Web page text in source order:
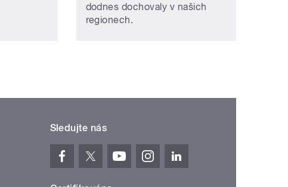
dodnes dochovaly v našich
regionech.
Sledujte nás